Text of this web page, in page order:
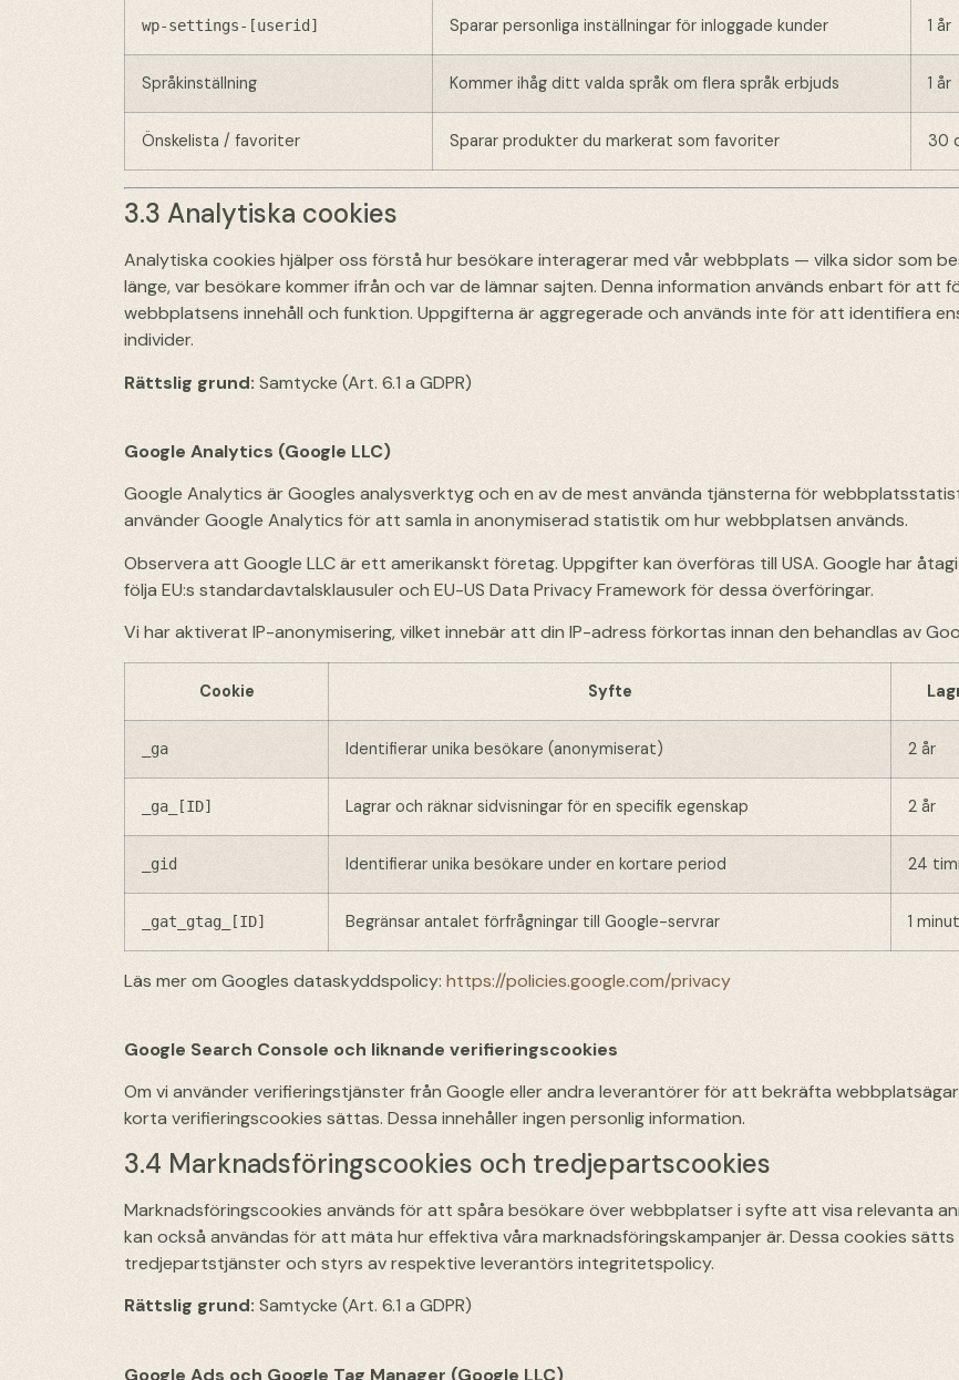
wp-settings-[userid] Sparar personliga inställningar för inloggade kunder 1 år
Språkinställning Kommer ihåg ditt valda språk om flera språk erbjuds 1 år
Önskelista / favoriter Sparar produkter du markerat som favoriter 30
3.3 Analytiska cookies
Analytiska cookies hjälper oss förstå hur besökare interagerar med vår webbplats — vilka sidor som
länge, var besökare kommer ifrån och var de lämnar sajten. Denna information används enbart för att
webbplatsens innehåll och funktion. Uppgifterna är aggregerade och används inte för att identifiera
individer.
Rättslig grund: Samtycke (Art. 6.1 a GDPR)
Google Analytics (Google LLC)
Google Analytics är Googles analysverktyg och en av de mest använda tjänsterna för
använder Google Analytics för att samla in anonymiserad statistik om hur webbplatsen används.
Observera att Google LLC är ett amerikanskt företag. Uppgifter kan överföras till USA. Google har
följa EU:s standardavtalsklausuler och EU-US Data Privacy Framework för dessa överföringar.
Vi har aktiverat IP-anonymisering, vilket innebär att din IP-adress förkortas innan den behandlas av
Cookie Syfte
_ga Identifierar unika besökare (anonymiserat) 2 år
_ga_[ID] Lagrar och räknar sidvisningar för en specifik egenskap 2 år
_gid Identifierar unika besökare under en kortare period 24
_gat_gtag_[ID] Begränsar antalet förfrågningar till Google-servrar 1 minut
Läs mer om Googles dataskyddspolicy: https://policies.google.com/privacy
Google Search Console och liknande verifieringscookies
Om vi använder verifieringstjänster från Google eller andra leverantörer för att bekräfta
korta verifieringscookies sättas. Dessa innehåller ingen personlig information.
3.4 Marknadsföringscookies och tredjepartscookies
Marknadsföringscookies används för att spåra besökare över webbplatser i syfte att visa relevanta
kan också användas för att mäta hur effektiva våra marknadsföringskampanjer är. Dessa cookies sätts
tredjepartstjänster och styrs av respektive leverantörs integritetspolicy.
Rättslig grund: Samtycke (Art. 6.1 a GDPR)
Google Ads och Google Tag Manager (Google LLC)